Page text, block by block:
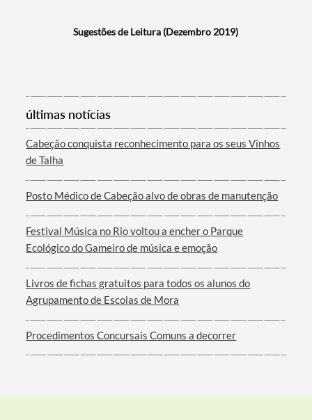
Termo de Pesquisa
Categorias gerais
Filtros
Sugestões de Leitura (Dezembro 2019)
últimas notícias
Cabeção conquista reconhecimento para os seus Vinhos
de Talha
Posto Médico de Cabeção alvo de obras de manutenção
Festival Música no Rio voltou a encher o Parque
Ecológico do Gameiro de música e emoção
Livros de fichas gratuitos para todos os alunos do
Agrupamento de Escolas de Mora
Procedimentos Concursais Comuns a decorrer